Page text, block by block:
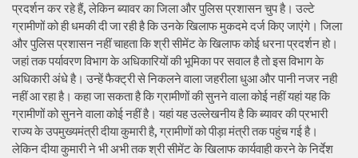
प्रदर्शन कर रहे हैं, लेकिन ब्यावर का जिला और पुलिस प्रशासन चुप है। उल्टे
ग्रामीणों को ही धमकी दी जा रही है कि उनके खिलाफ मुकदमे दर्ज किए जाएंगे। जिला
और पुलिस प्रशासन नहीं चाहता कि श्री सीमेंट के खिलाफ कोई धरना प्रदर्शन हो।
जहां तक पर्यावरण विभाग के अधिकारियों की भूमिका पर सवाल है तो इस विभाग के
अधिकारी अंधे है। उन्हें फैक्ट्री से निकलने वाला जहरीला धुआ और पानी नजर नही
नहीं आ रहा है। कहा जा सकता है कि ग्रामीणों की सुनने वाला कोई नहीं यहां यह कि
ग्रामीणों को सुनने वाला कोई नहीं है। यहां यह उल्लेखनीय है कि ब्यावर की प्रभारी
राज्य के उपमुख्यमंत्री दीया कुमारी है, ग्रामीणों को पीड़ा मंत्री तक पहुंच गई है।
लेकिन दीया कुमारी ने भी अभी तक श्री सीमेंट के खिलाफ कार्यवाही करने के निर्देश